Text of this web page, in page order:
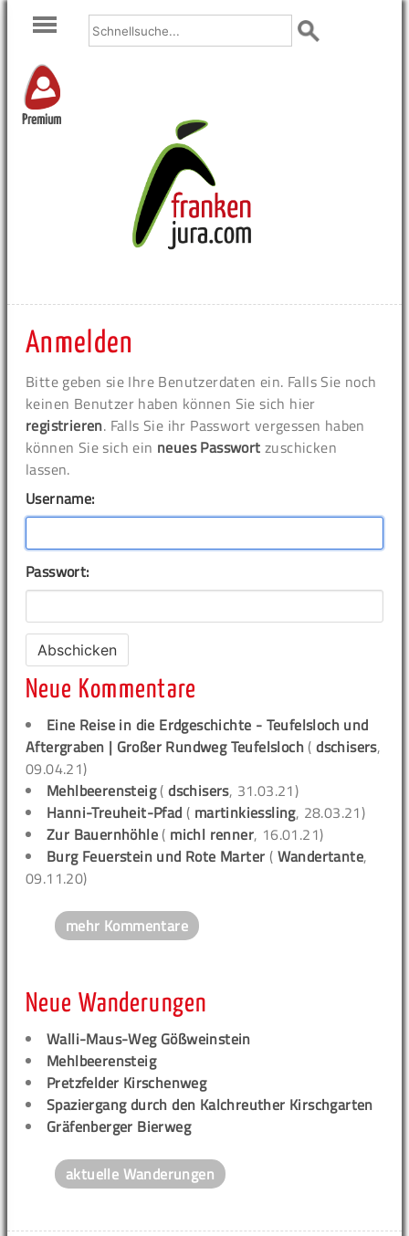
Premium
Anmelden
Bitte geben sie Ihre Benutzerdaten ein. Falls Sie noch
keinen Benutzer haben können Sie sich hier
registrieren. Falls Sie ihr Passwort vergessen haben
können Sie sich ein neues Passwort zuschicken
lassen.
Username:
Passwort:
Neue Kommentare
Eine Reise in die Erdgeschichte - Teufelsloch und
Aftergraben | Großer Rundweg Teufelsloch (dschisers,
09.04.21)
Mehlbeerensteig(dschisers, 31.03.21)
Hanni-Treuheit-Pfad ( martinkiessling, 28.03.21)
Zur Bauernhöhle ( michl renner, 16.01.21)
Burg Feuerstein und Rote Marter ( Wandertante,
09.11.20)
mehr Kommentare
Neue Wanderungen
Walli-Maus-Weg Gößweinstein
Mehlbeerensteig
Pretzfelder Kirschenweg
Spaziergang durch den Kalchreuther Kirschgarten
Gräfenberger Bierweg
aktuelle Wanderungen